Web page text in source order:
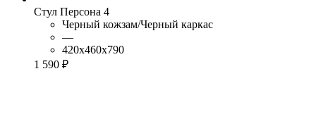
Стул Персона 4
Черный кожзам/Черный каркас
—
420x460x790
1 590 ₽